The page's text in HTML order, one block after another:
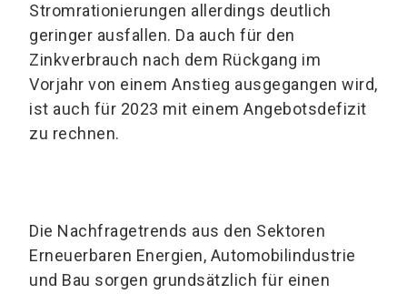
Stromrationierungen allerdings deutlich
geringer ausfallen. Da auch für den
Zinkverbrauch nach dem Rückgang im
Vorjahr von einem Anstieg ausgegangen wird,
ist auch für 2023 mit einem Angebotsdefizit
zu rechnen.
Die Nachfragetrends aus den Sektoren
Erneuerbaren Energien, Automobilindustrie
und Bau sorgen grundsätzlich für einen